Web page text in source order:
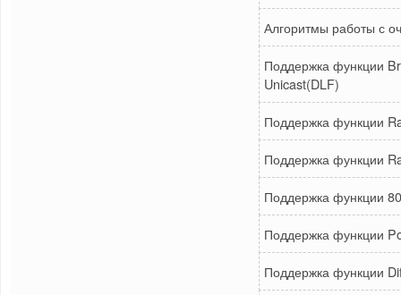
Алгоритмы работы с
Поддержка функции
Unicast(DLF)
Поддержка функции
Поддержка функции
Поддержка функции
Поддержка функции
Поддержка функции